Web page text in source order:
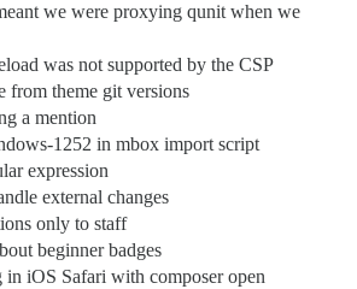
we were proxying qunit when we
was not supported by the CSP
from theme git versions
a mention
1252 in mbox import script
expression
external changes
only to staff
beginner badges
iOS Safari with composer open